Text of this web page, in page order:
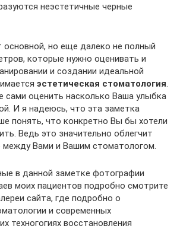
неэстетичные черные
основной, но еще далеко не полный
которые нужно оценивать и
и создании идеальной
эстетическая стоматология
сами оценить насколько Ваша улыбка
И я надеюсь, что эта заметка
понять, что конкретно Вы бы хотели
Ведь это значительно облегчит
между Вами и Вашим стоматологом.
в данной заметке фотографии
моих пациентов подробно смотрите
сайта, где подробно о
и современных
техногогиях восстановления